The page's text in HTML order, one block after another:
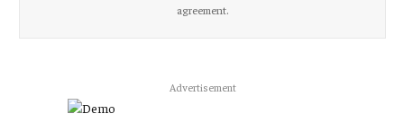
agreement.
Advertisement